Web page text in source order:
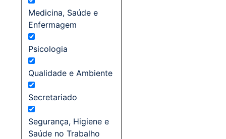
Medicina, Saúde e
Enfermagem
Psicologia
Qualidade e Ambiente
Secretariado
Segurança, Higiene e
Saúde no Trabalho